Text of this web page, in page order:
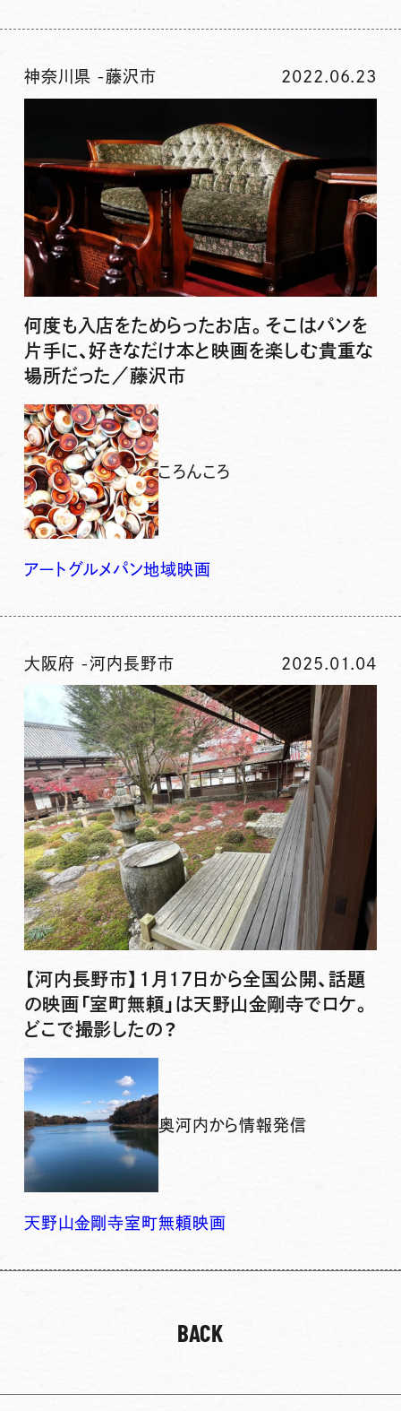
神奈川県 -藤沢市 2022.06.23
何度も入店をためらったお店。そこはパンを
片手に、好きなだけ本と映画を楽しむ貴重な
場所だった／藤沢市
ころんころ
アート グルメパン地域映画
大阪府 -河内長野市 2025.01.04
【河内長野市】1月17日から全国公開、話題
の映画「室町無頼」は天野山金剛寺でロケ。
どこで撮影したの？
奥河内から情報発信
天野山金剛寺室町無頼映画
BACK